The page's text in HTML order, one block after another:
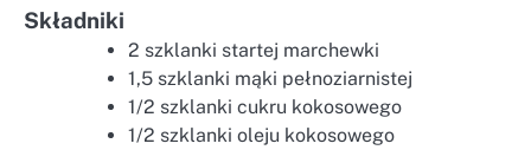
Składniki
2 szklanki startej marchewki
1,5 szklanki mąki pełnoziarnistej
1/2 szklanki cukru kokosowego
1/2 szklanki oleju kokosowego